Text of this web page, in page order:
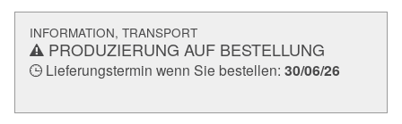
INFORMATION, TRANSPORT
PRODUZIERUNG AUF BESTELLUNG
Lieferungstermin wenn Sie bestellen: 30/06/26